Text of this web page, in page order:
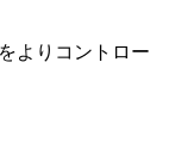
よりコントロー